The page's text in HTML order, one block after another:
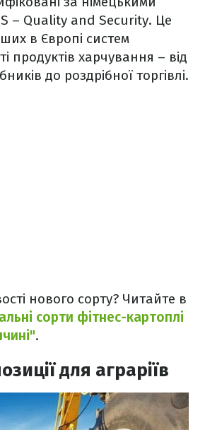
– Quality and Security. Це
в Європі систем
продуктів харчування – від
до роздрібної торгівлі.
нового сорту? Читайте в
сорти фітнес-картоплі
.
для аграріїв